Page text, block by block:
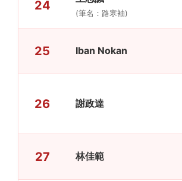
24
(筆名：路寒袖)
25 Iban Nokan
26 謝政達
27 林佳範